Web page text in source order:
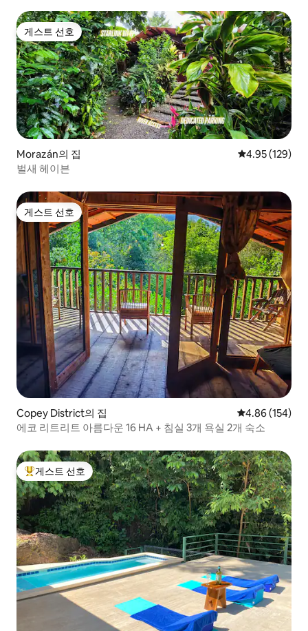
게스트 선호
게스트 선호
Morazán의 집 평점 4.95점(5
4.95 (129)
벌새 헤이븐
게스트 선호
게스트 선호
Copey District의 집 평점 4.86점(5
4.86 (154)
에코 리트리트 아름다운 16 HA + 침실 3개 욕실 2개 숙소
상위 게스트 선호
게스트 선호